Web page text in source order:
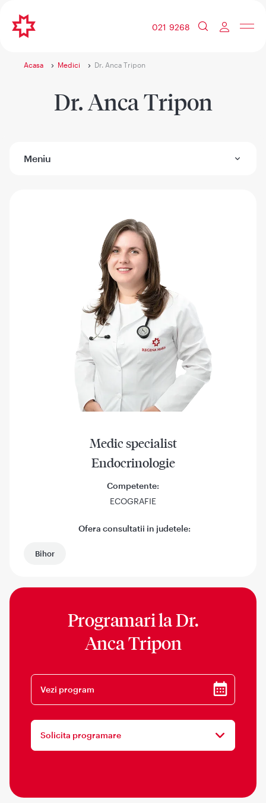
021 9268
Acasa Medici Dr. Anca Tripon
Dr. Anca Tripon
Meniu
Medic specialist
Endocrinologie
Competente:
ECOGRAFIE
Ofera consultatii in judetele:
Bihor
Programari laDr.
Anca Tripon
Vezi program
Solicita programare